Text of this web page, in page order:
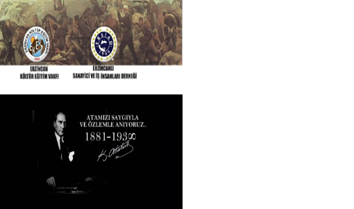
+
ERZINCAN VE TÜM SEHITLERI
ANMA PROGRAMI
+